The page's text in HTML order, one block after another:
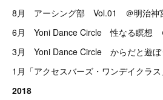
8月 アーシング部 Vol.01 ＠明治神
6月 Yoni Dance Circle 性なる瞑想
3月 Yoni Dance Circle からだと遊ぼ
1月「アクセスバーズ・ワンデイクラ
2018